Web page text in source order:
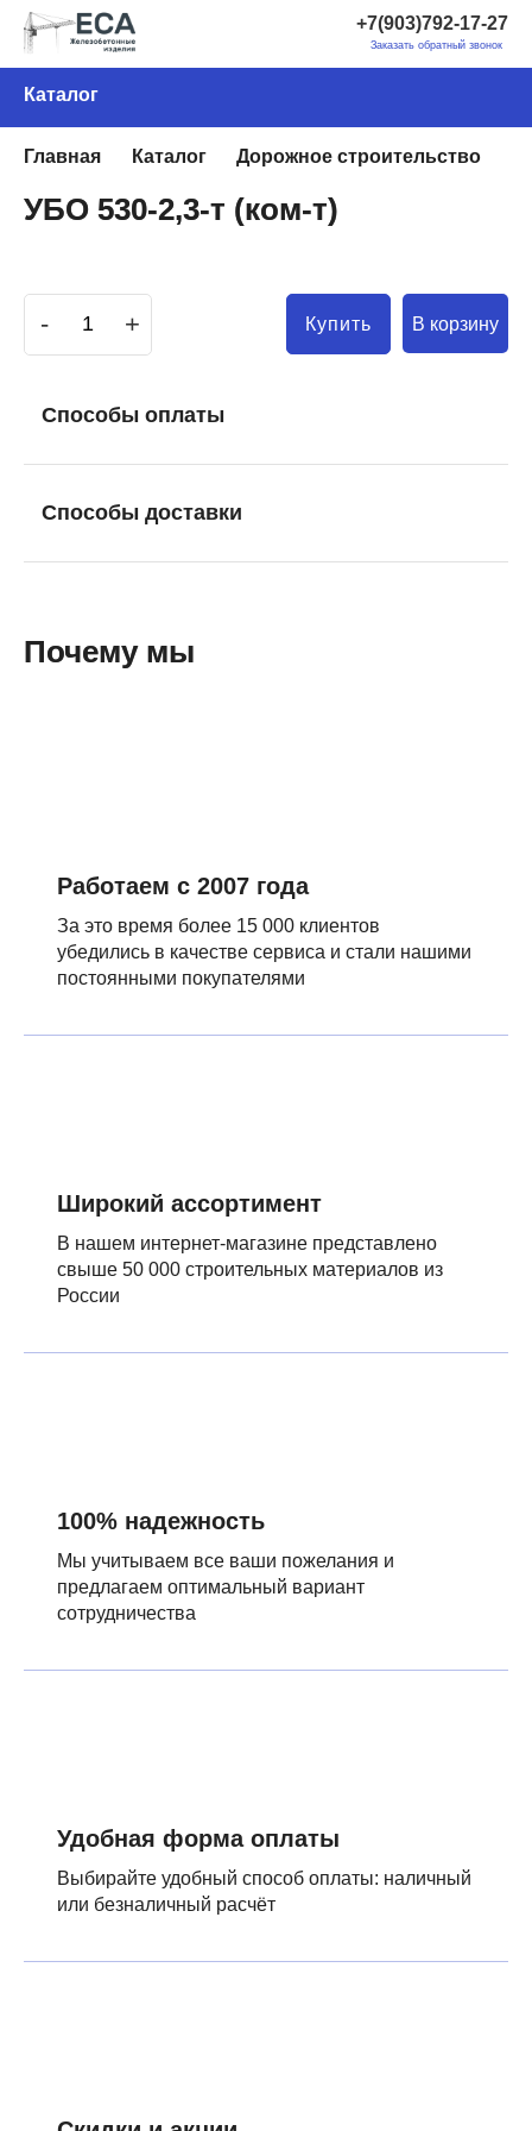
+7(903)792-17-27
Заказать обратный звонок
Каталог
Главная Каталог Дорожное строительство
УБО 530-2,3-т (ком-т)
- + Купить В корзину
Способы оплаты
Способы доставки
Почему мы
Работаем с 2007 года
За это время более 15 000 клиентов
убедились в качестве сервиса и стали нашими
постоянными покупателями
Широкий ассортимент
В нашем интернет-магазине представлено
свыше 50 000 строительных материалов из
России
100% надежность
Мы учитываем все ваши пожелания и
предлагаем оптимальный вариант
сотрудничества
Удобная форма оплаты
Выбирайте удобный способ оплаты: наличный
или безналичный расчёт